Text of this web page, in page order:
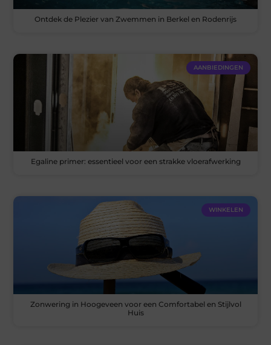
Ontdek de Plezier van Zwemmen in Berkel en Rodenrijs
AANBIEDINGEN
Egaline primer: essentieel voor een strakke vloerafwerking
WINKELEN
Zonwering in Hoogeveen voor een Comfortabel en Stijlvol
Huis